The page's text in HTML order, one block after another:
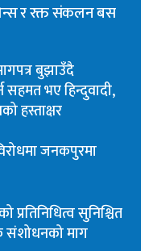
र रक्त संकलन बस
बुझाउँदै
भए हिन्दुवादी,
हस्ताक्षर
जनकपुरमा
सुनिश्चित
संशोधनको माग